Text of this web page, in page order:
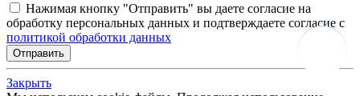
Нажимая кнопку "Отправить" вы даете согласие на
обработку персональных данных и подтверждаете согласие с
политикой обработки данных
Закрыть